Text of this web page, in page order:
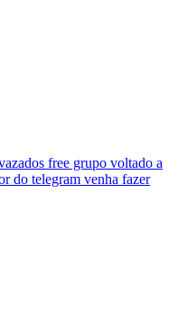
free grupo voltado a
do telegram venha fazer